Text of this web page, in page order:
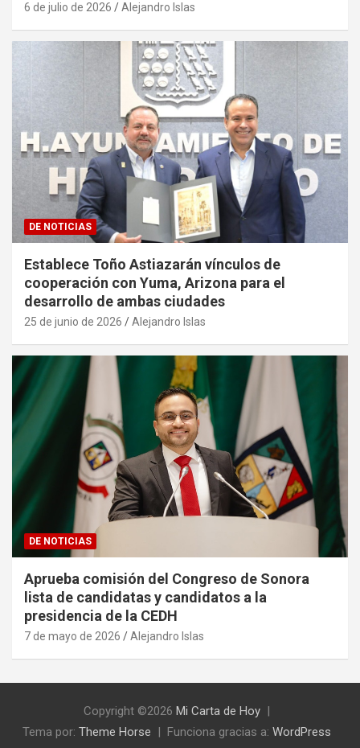
6 de julio de 2026 Alejandro Islas
DE NOTICIAS
Establece Toño Astiazarán vínculos de
cooperación con Yuma, Arizona para el
desarrollo de ambas ciudades
25 de junio de 2026 Alejandro Islas
DE NOTICIAS
Aprueba comisión del Congreso de Sonora
lista de candidatas y candidatos a la
presidencia de la CEDH
7 de mayo de 2026 Alejandro Islas
Copyright ©2026 Mi Carta de Hoy
Tema por: Theme Horse Funciona gracias a: WordPress